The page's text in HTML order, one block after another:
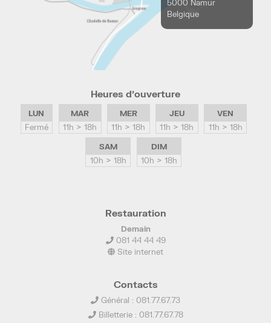
5000 Namur
Belgique
Heures d’ouverture
LUN
Fermé
MAR
11h > 18h
MER
11h > 18h
JEU
11h > 18h
VEN
11h > 18h
SAM
10h > 18h
DIM
10h > 18h
Restauration
Demain
081 44 44 49
Site internet
Contacts
Général : 081.77.67.73
Billetterie : 081.77.67.78